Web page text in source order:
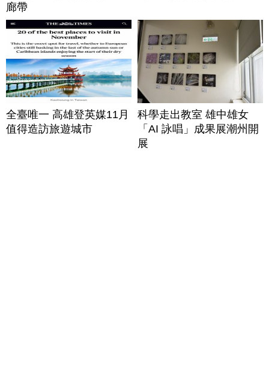
廊帶
全臺唯一 高雄登英媒11月
值得造訪旅遊城市
科學走出教室 雄中雄女
「AI 詠唱」成果展潮州開
展